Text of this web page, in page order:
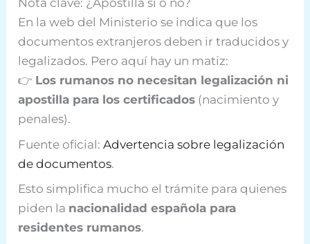
Nota clave: ¿Apostilla sí o no?
En la web del Ministerio se indica que los
documentos extranjeros deben ir traducidos y
legalizados. Pero aquí hay un matiz:
👉 Los rumanos no necesitan legalización ni
apostilla para los certificados (nacimiento y
penales).
Fuente oficial:Advertencia sobre legalización
de documentos.
Esto simplifica mucho el trámite para quienes
piden la nacionalidad española para
residentes rumanos.